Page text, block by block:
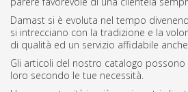
Damast si è evoluta nel tempo
si intrecciano con la tradizione e la
di qualità ed un servizio affidabile
Gli articoli del nostro catalogo
loro secondo le tue necessità.